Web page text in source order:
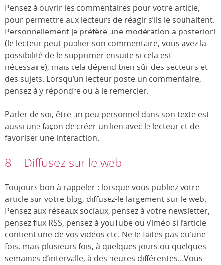
Pensez à ouvrir les commentaires pour votre article,
pour permettre aux lecteurs de réagir s’ils le souhaitent.
Personnellement je préfère une modération a posteriori
(le lecteur peut publier son commentaire, vous avez la
possibilité de le supprimer ensuite si cela est
nécessaire), mais cela dépend bien sûr des secteurs et
des sujets. Lorsqu’un lecteur poste un commentaire,
pensez à y répondre ou à le remercier.
Parler de soi, être un peu personnel dans son texte est
aussi une façon de créer un lien avec le lecteur et de
favoriser une interaction.
8 – Diffusez sur le web
Toujours bon à rappeler : lorsque vous publiez votre
article sur votre blog, diffusez-le largement sur le web.
Pensez aux réseaux sociaux, pensez à votre newsletter,
pensez flux RSS, pensez à youTube ou Viméo si l’article
contient une de vos vidéos etc. Ne le faites pas qu’une
fois, mais plusieurs fois, à quelques jours ou quelques
semaines d’intervalle, à des heures différentes…Vous